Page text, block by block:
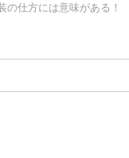
の仕方には意味がある！